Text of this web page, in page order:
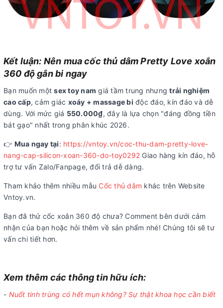
Kết luận: Nên mua cốc thủ dâm Pretty Love xoắn
360 độ gắn bi ngay
Bạn muốn mộtsex toy nam giá tầm trung nhưngtrải nghiệm
cao cấp, cảm giác xoáy + massage bi độc đáo, kín đáo và dễ
dùng. Với mức giá 550.000₫, đây là lựa chọn "đáng đồng tiền
bát gạo" nhất trong phân khúc 2026.
👉 Mua ngay tại: https://vntoy.vn/coc-thu-dam-pretty-love-
nang-cap-silicon-xoan-360-do-toy0292 Giao hàng kín đáo, hỗ
trợ tư vấn Zalo/Fanpage, đổi trả dễ dàng.
Tham khảo thêm nhiều mẫu Cốc thủ dâm khác trên Website
Vntoy.vn.
Bạn đã thử cốc xoắn 360 độ chưa? Comment bên dưới cảm
nhận của bạn hoặc hỏi thêm về sản phẩm nhé! Chúng tôi sẽ tư
vấn chi tiết hơn.
Xem thêm các thông tin hữu ích:
- Nuốt tinh trùng có hết mụn không? Sự thật khoa học cần biết